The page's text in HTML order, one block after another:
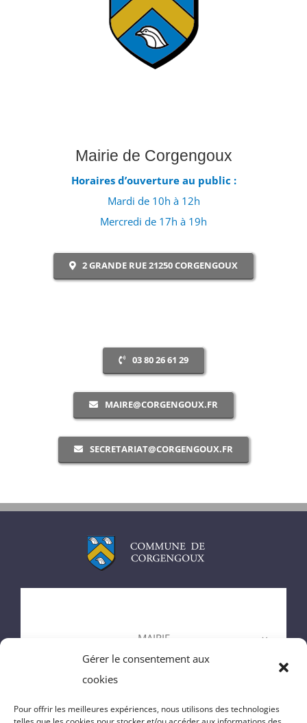
Gérer le consentement aux
cookies
Pour offrir les meilleures expériences, nous utilisons des technologies
Mairie de Corgengoux
Horaires d’ouverture au public :
Mardi de 10h à 12h
Mercredi de 17h à 19h
2 GRANDE RUE 21250 CORGENGOUX
03 80 26 61 29
MAIRE@CORGENGOUX.FR
SECRETARIAT@CORGENGOUX.FR
MAIRIE
VIE DU VILLAGE